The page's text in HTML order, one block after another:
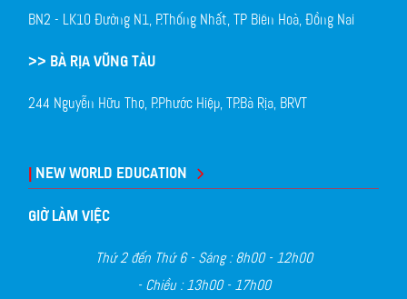
BN2 - LK10 Đường N1, P.Thống Nhất, TP Biên Hoà, Đồng Nai
>> BÀ RỊA VŨNG TÀU
244 Nguyễn Hữu Thọ, P.Phước Hiệp, TP.Bà Rịa, BRVT
NEW WORLD EDUCATION
GIỜ LÀM VIỆC
Thứ 2 đến Thứ 6 - Sáng : 8h00 - 12h00
- Chiều : 13h00 - 17h00